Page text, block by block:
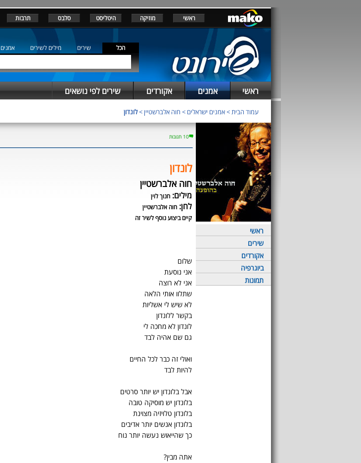
ראשי מוזיקה היטליסט סלבס תרבות
הכל שירים מילים לשירים אמנים
ראשי אמנים אקורדים שירים לפי נושאים
עמוד הבית>אמנים ישראלים > חוה אלברשטיין>לונדון
ראשי
שירים
אקורדים
ביוגרפיה
תמונות
10 תגובות
לונדון
חוה אלברשטיין
מילים: חנוך לוין
לחן: חוה אלברשטיין
קיים ביצוע נוסף לשיר זה
שלום
אני נוסעת
אני לא רוצה
שתלוו אותי הלאה
לא שיש לי אשליות
בקשר ללונדון
לונדון לא מחכה לי
גם שם אהיה לבד
ואולי זה כבר לכל החיים
להיות לבד
אבל בלונדון יש יותר סרטים
בלונדון יש מוסיקה טובה
בלונדון טלויזיה מצוינת
בלונדון אנשים יותר אדיבים
כך שהייאוש נעשה יותר נוח
אתה מבין?